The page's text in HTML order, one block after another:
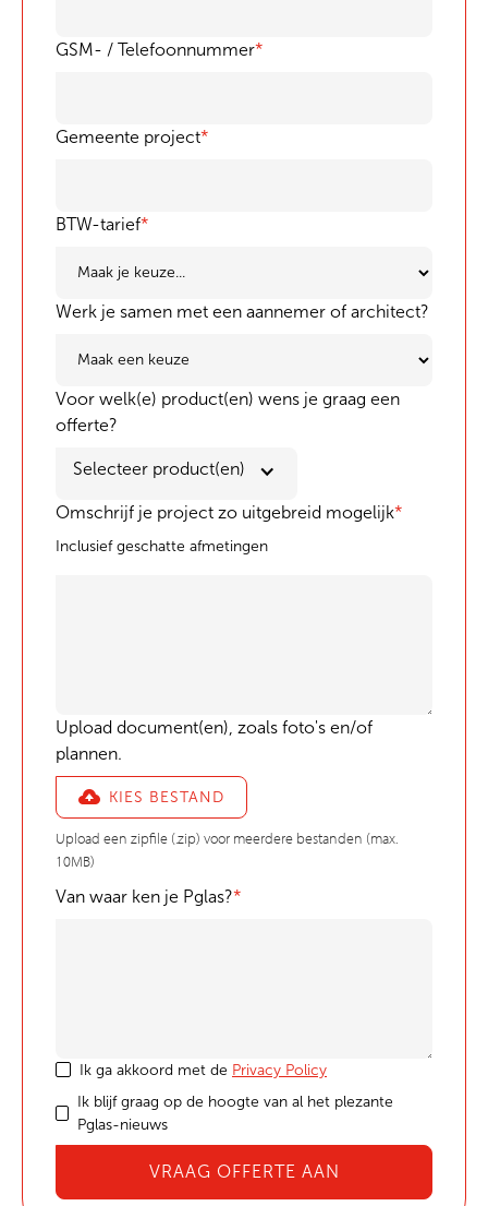
GSM- / Telefoonnummer*
Gemeente project*
BTW-tarief*
Werk je samen met een aannemer of architect?
Voor welk(e) product(en) wens je graag een
offerte?
Selecteer product(en)
Omschrijf je project zo uitgebreid mogelijk*
Inclusief geschatte afmetingen
Upload document(en), zoals foto's en/of
plannen.
KIES BESTAND
Upload een zipfile (.zip) voor meerdere bestanden (max.
10MB)
Van waar ken je Pglas?*
Ik ga akkoord met de Privacy Policy
Ik blijf graag op de hoogte van al het plezante
Pglas-nieuws